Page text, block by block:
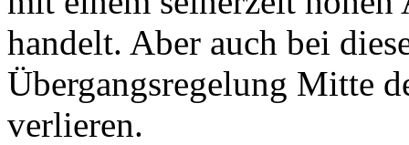
handelt. Aber auch bei
Übergangsregelung Mitte
verlieren.